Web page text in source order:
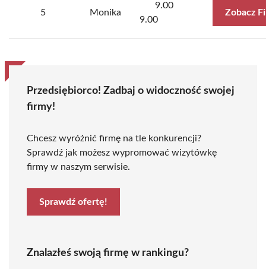
5 Monika
9.00
9.00
Zobacz
Przedsiębiorco! Zadbaj o widoczność swojej
firmy!
Chcesz wyróżnić firmę na tle konkurencji?
Sprawdź jak możesz wypromować wizytówkę
firmy w naszym serwisie.
Sprawdź ofertę!
Znalazłeś swoją firmę w rankingu?